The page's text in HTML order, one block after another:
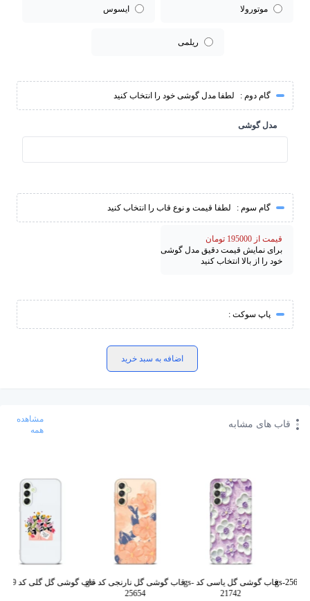
موتورولا ایسوس
ریلمی
گام دوم : لطفا مدل گوشی خود را انتخاب کنید
مدل گوشی
گام سوم : لطفا قیمت و نوع قاب را انتخاب کنید
قیمت از 195000 تومان
برای نمایش قیمت دقیق مدل گوشی
خود را از بالا انتخاب کنید
پاپ سوکت :
اضافه به سبد خرید
قاب های مشابه
مشاهده
همه
قاب گوشی گل یاسی کد gs-
21742
قاب گوشی گل نارنجی کد gs-
25654
قاب گوشی گل گلی کد gs-25649